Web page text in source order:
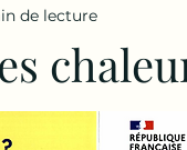
de lecture